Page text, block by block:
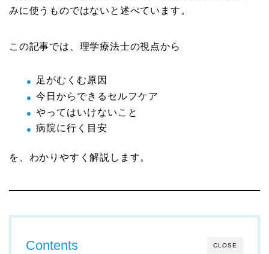
みに使うものではないと述べています。
この記事では、理学療法士の視点から
足がむくむ原因
今日からできるセルフケア
やってはいけないこと
病院に行く目安
を、わかりやすく解説します。
CLOSE
Contents